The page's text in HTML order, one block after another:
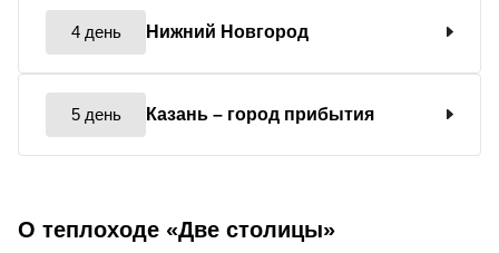
4 день Нижний Новгород
5 день Казань – город прибытия
О теплоходе «Две столицы»